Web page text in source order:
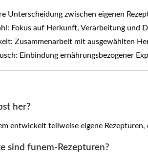
Unterscheidung zwischen eigenen
Fokus auf Herkunft, Verarbeitung und
Zusammenarbeit mit ausgewählten
Einbindung ernährungsbezogener
her?
entwickelt teilweise eigene
sind funem-Rezepturen?